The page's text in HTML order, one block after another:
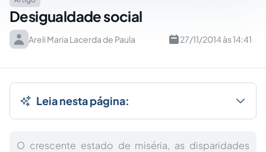
Desigualdade social
Areli Maria Lacerda de Paula 27/11/2014 às 14:41
Leia nesta página:
O crescente estado de miséria, as disparidades